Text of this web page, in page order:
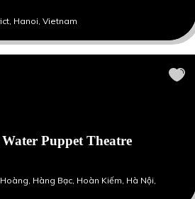
Hanoi, Vietnam
Puppet Theatre
Hàng Bạc, Hoàn Kiếm, Hà Nội,